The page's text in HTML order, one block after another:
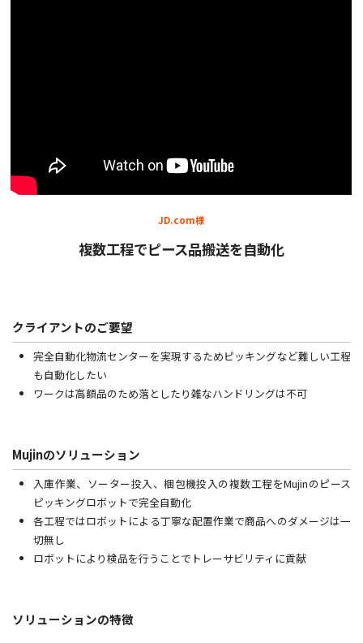
JD.com様
複数工程でピース品搬送を自動化
クライアントのご要望
完全自動化物流センターを実現するためピッキングなど難しい工程
も自動化したい
ワークは高額品のため落としたり雑なハンドリングは不可
Mujinのソリューション
入庫作業、ソーター投入、梱包機投入の複数工程をMujinのピース
ピッキングロボットで完全自動化
各工程ではロボットによる丁寧な配置作業で商品へのダメージは一
切無し
ロボットにより検品を行うことでトレーサビリティに貢献
ソリューションの特徴